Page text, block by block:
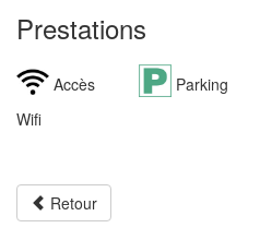
Prestations
Accès
Wifi
Parking
Retour